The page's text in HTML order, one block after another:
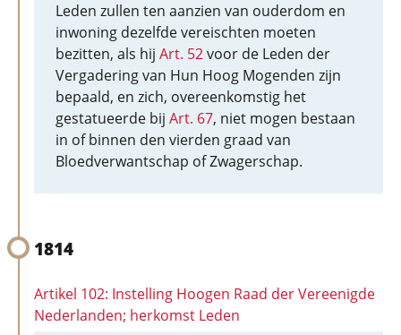
Leden zullen ten aanzien van ouderdom en
inwoning dezelfde vereischten moeten
bezitten, als hij Art. 52voor de Leden der
Vergadering van Hun Hoog Mogenden zijn
bepaald, en zich, overeenkomstig het
gestatueerde bij Art. 67, niet mogen bestaan
in of binnen den vierden graad van
Bloedverwantschap of Zwagerschap.
1814
Artikel 102: Instelling Hoogen Raad der Vereenigde
Nederlanden; herkomst Leden